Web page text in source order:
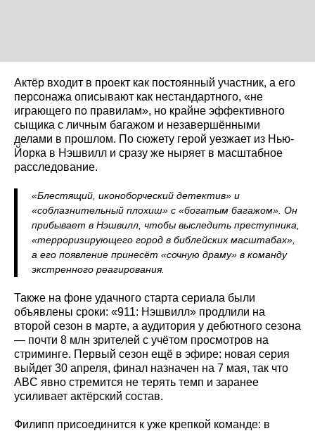
Актёр входит в проект как постоянный участник, а его
персонажа описывают как нестандартного, «не
играющего по правилам», но крайне эффективного
сыщика с личным багажом и незавершёнными
делами в прошлом. По сюжету герой уезжает из Нью-
Йорка в Нэшвилл и сразу же ныряет в масштабное
расследование.
«Блестящий, иконоборческий детектив» и
«соблазнительный плохиш» с «богатым багажом». Он
прибывает в Нэшвилл, чтобы выследить преступника,
«терроризирующего город в библейских масштабах»,
а его появление принесёт «сочную драму» в команду
экстренного реагирования.
Также на фоне удачного старта сериала были
объявлены сроки: «911: Нэшвилл» продлили на
второй сезон в марте, а аудитория у дебютного сезона
— почти 8 млн зрителей с учётом просмотров на
стриминге. Первый сезон ещё в эфире: новая серия
выйдет 30 апреля, финал назначен на 7 мая, так что
ABC явно стремится не терять темп и заранее
усиливает актёрский состав.
Филипп присоединится к уже крепкой команде: в